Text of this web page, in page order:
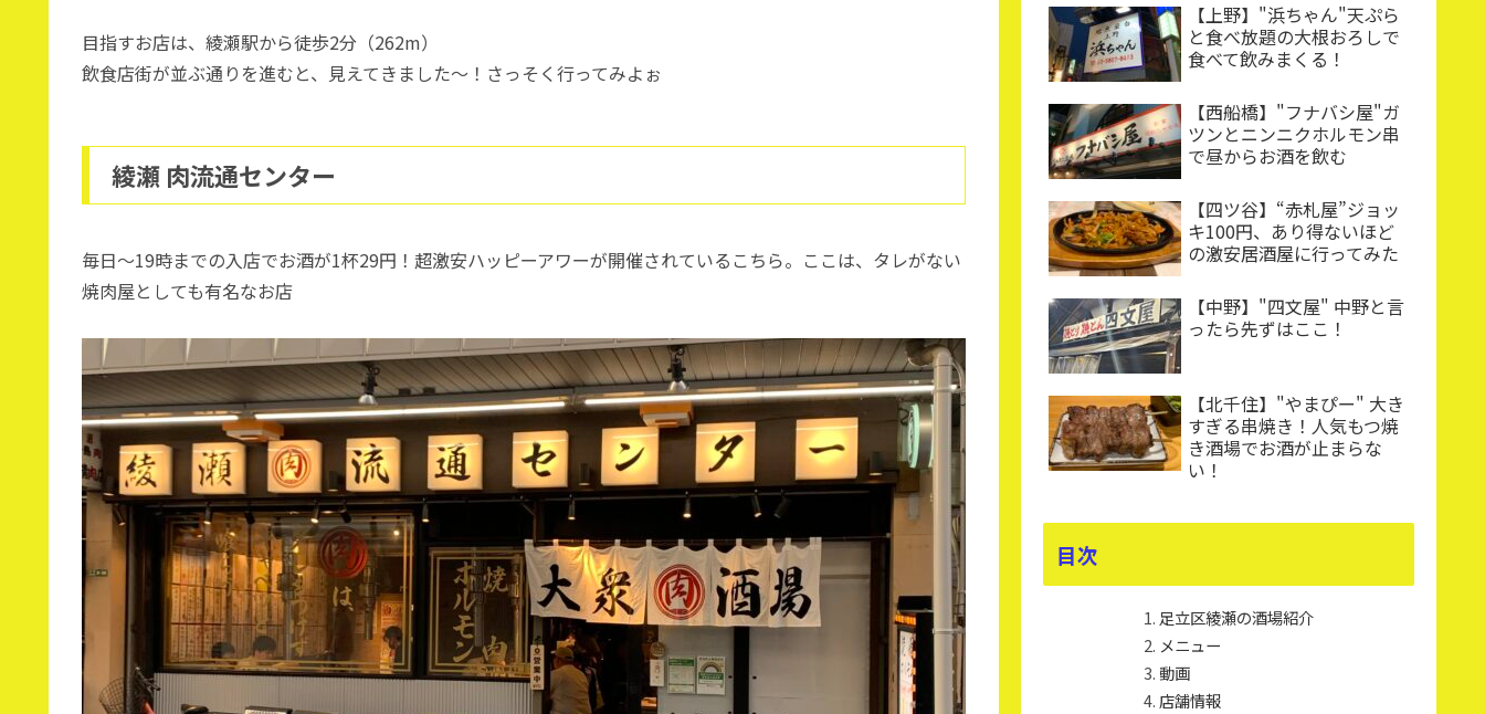
目指すお店は、綾瀬駅から徒歩2分（262m）
飲食店街が並ぶ通りを進むと、見えてきました〜！さっそく行ってみよぉ
綾瀬 肉流通センター
毎日〜19時までの入店でお酒が1杯29円！超激安ハッピーアワーが開催されているこちら。ここは、タレがない
焼肉屋としても有名なお店
【上野】"浜ちゃん"天ぷら
と食べ放題の大根おろしで
食べて飲みまくる！
【西船橋】"フナバシ屋"ガ
ツンとニンニクホルモン串
で昼からお酒を飲む
【四ツ谷】“赤札屋”ジョッ
キ100円、あり得ないほど
の激安居酒屋に行ってみた
【中野】"四文屋" 中野と言
ったら先ずはここ！
【北千住】"やまぴー" 大き
すぎる串焼き！人気もつ焼
き酒場でお酒が止まらな
い！
目次
足立区綾瀬の酒場紹介
メニュー
動画
店舗情報